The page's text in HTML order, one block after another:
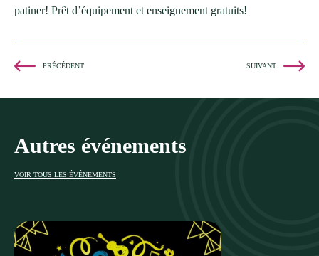
patiner! Prêt d’équipement et enseignement gratuits!
PRÉCÉDENT SUIVANT
Autres événements
VOIR TOUS LES ÉVÉNEMENTS